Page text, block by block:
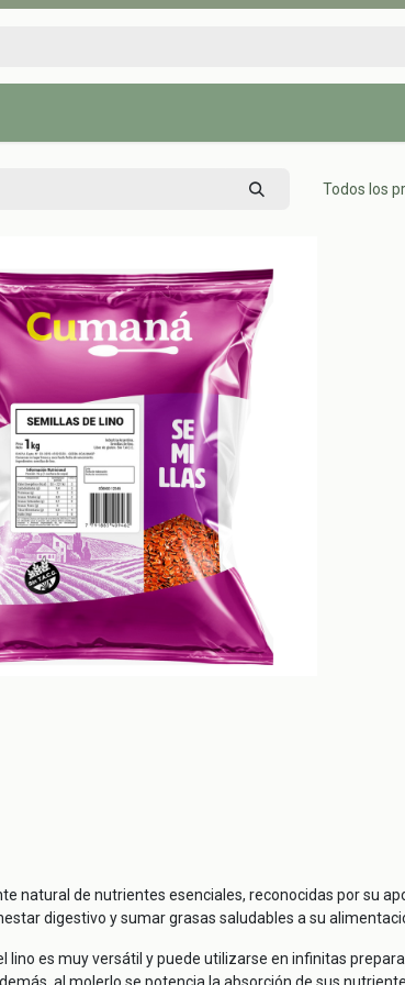
Todos los
natural de nutrientes esenciales, reconocidas por su
digestivo y sumar grasas saludables a su
lino es muy versátil y puede utilizarse en infinitas